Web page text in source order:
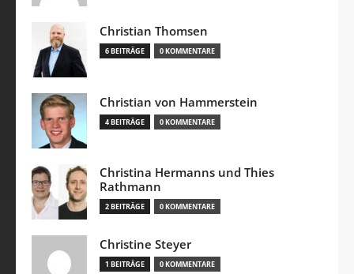
Christian Thomsen
6 BEITRÄGE 0 KOMMENTARE
Christian von Hammerstein
4 BEITRÄGE 0 KOMMENTARE
Christina Hermanns und Thies
Rathmann
2 BEITRÄGE 0 KOMMENTARE
Christine Steyer
1 BEITRÄGE 0 KOMMENTARE